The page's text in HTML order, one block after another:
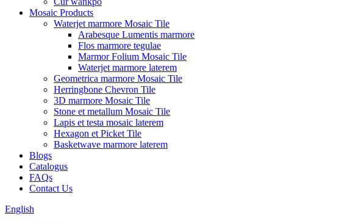
Mosaic Products
Waterjet marmore Mosaic Tile
Arabesque Lumentis marmore
Flos marmore tegulae
Marmor Folium Mosaic Tile
Waterjet marmore laterem
Geometrica marmore Mosaic Tile
Herringbone Chevron Tile
3D marmore Mosaic Tile
Stone et metallum Mosaic Tile
Lapis et testa mosaic laterem
Hexagon et Picket Tile
Basketwave marmore laterem
Blogs
Catalogus
FAQs
Contact Us
English